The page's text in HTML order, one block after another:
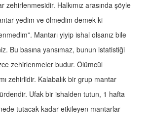
zehirlenmesidir. Halkımız arasında şöyle
yedim ve ölmedim demek ki
Mantarı yiyip ishal olsanız bile
Bu basına yansımaz, bunun istatistiği
zehirlenmeler budur. Ölümcül
zehirlidir. Kalabalık bir grup mantar
Ufak bir ishalden tutun, 1 hafta
tutacak kadar etkileyen mantarlar